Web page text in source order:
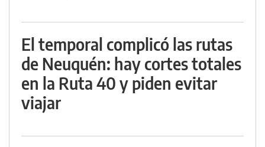
El temporal complicó las rutas
de Neuquén: hay cortes totales
en la Ruta 40 y piden evitar
viajar